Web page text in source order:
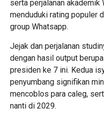
serta perjalanan
menduduki rating populer
group Whatsapp.
Jejak dan perjalanan
dengan hasil output
presiden ke 7 ini. Kedua
penyumbang signifikan
mencoblos para caleg,
nanti di 2029.